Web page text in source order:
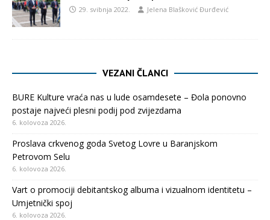
29. svibnja 2022. Jelena Blašković Đurđević
VEZANI ČLANCI
BURE Kulture vraća nas u lude osamdesete – Đola ponovno
postaje najveći plesni podij pod zvijezdama
6. kolovoza 2026.
Proslava crkvenog goda Svetog Lovre u Baranjskom
Petrovom Selu
6. kolovoza 2026.
Vart o promociji debitantskog albuma i vizualnom identitetu –
Umjetnički spoj
6. kolovoza 2026.